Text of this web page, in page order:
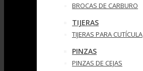
BROCAS DE CARBURO
TIJERAS
TIJERAS PARA CUTÍCULA
PINZAS
PINZAS DE CEJAS